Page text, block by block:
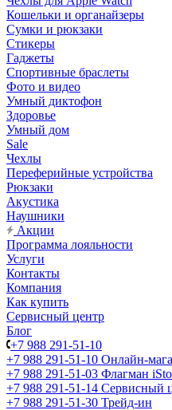
Кошельки и органайзеры
Сумки и рюкзаки
Стикеры
Гаджеты
Спортивные браслеты
Фото и видео
Умный диктофон
Здоровье
Умный дом
Sale
Чехлы
Переферийные устройства
Рюкзаки
Акустика
Наушники
Акции
Программа лояльности
Услуги
Контакты
Компания
Как купить
Сервисный центр
Блог
+7 988 291-51-10
+7 988 291-51-10 Онлайн-
+7 988 291-51-03 Флагман
+7 988 291-51-14 Сервисный
+7 988 291-51-30 Трейд-ин